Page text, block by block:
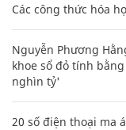
Các công thức hóa
Nguyễn Phương
khoe sổ đỏ tính
nghìn tỷ'
20 số điện thoại ma